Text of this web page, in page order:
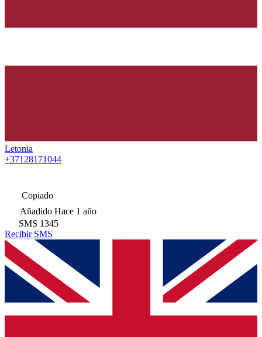
Letonia
+37128171044
Copiado
Añadido Hace 1 año
SMS 1345
Recibir SMS